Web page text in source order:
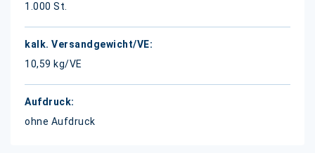
1.000 St.
10,59 kg/VE
ohne Aufdruck